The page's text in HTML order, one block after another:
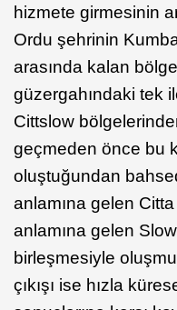
hizmete girmesinin
Ordu şehrinin
arasında kalan
güzergahındaki tek
Cittslow
geçmeden önce bu
oluştuğundan
anlamına gelen Citta
anlamına gelen
birleşmesiyle
çıkışı ise hızla